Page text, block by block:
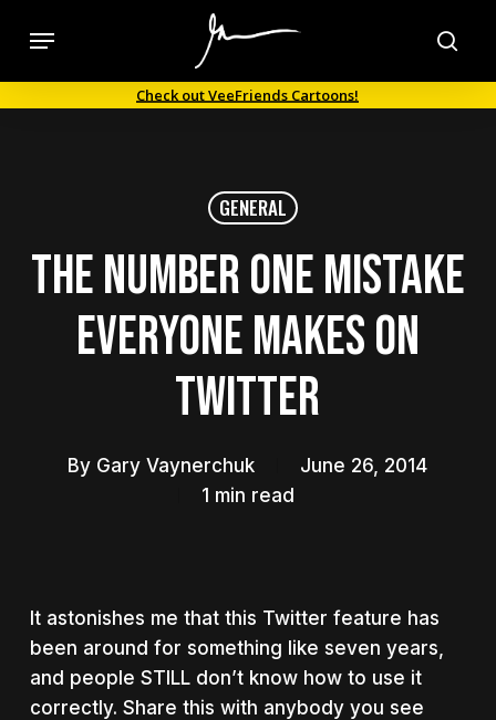
content
Menu
Check out VeeFriends Cartoons!
GENERAL
The Number One Mistake
Everyone Makes On
Twitter
By Gary Vaynerchuk
June 26, 2014
1 min read
It astonishes me that this Twitter feature has
been around for something like seven years,
and people STILL don’t know how to use it
correctly. Share this with anybody you see